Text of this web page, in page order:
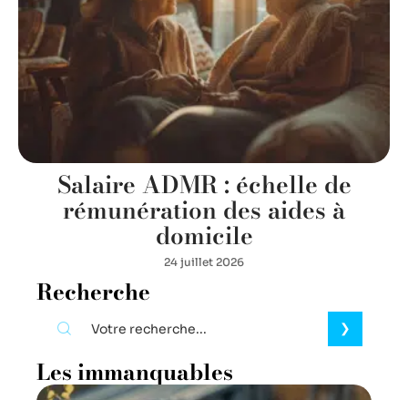
Salaire ADMR : échelle de
rémunération des aides à
domicile
24 juillet 2026
Recherche
Les immanquables